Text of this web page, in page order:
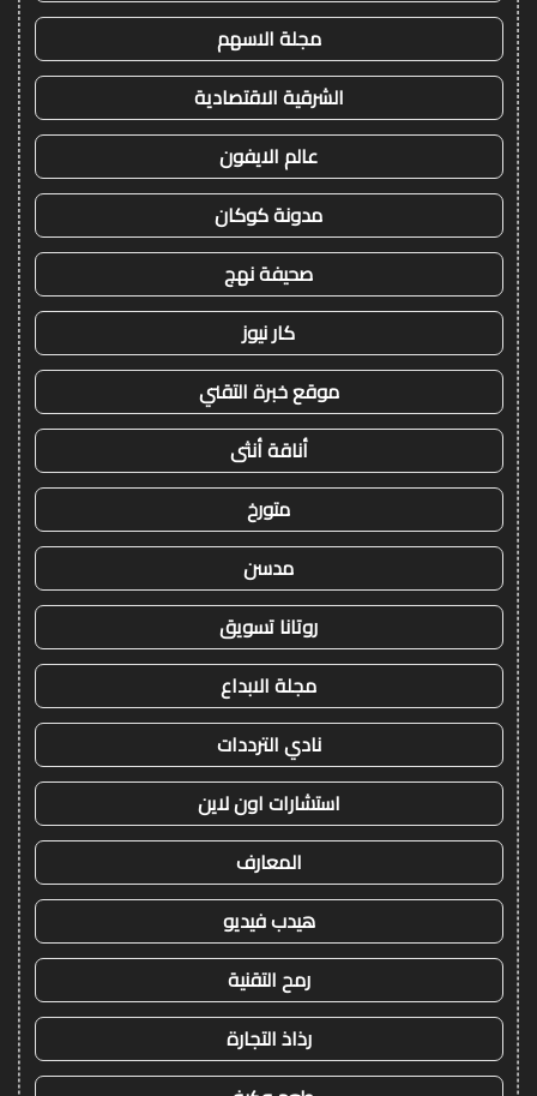
مجلة الاسهم
الشرقية الاقتصادية
عالم الايفون
مدونة كوكان
صحيفة نهج
كار نيوز
موقع خبرة التقني
أناقة أنثى
متورخ
مدسن
روتانا تسويق
مجلة الابداع
نادي الترددات
استشارات اون لاين
المعارف
هيدب فيديو
رمح التقنية
رذاذ التجارة